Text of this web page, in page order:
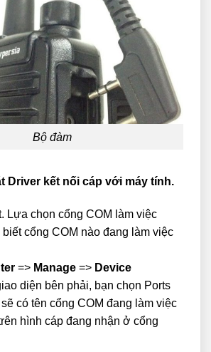
Bộ đàm
Driver kết nối cáp với máy tính.
Lựa chọn cổng COM làm việc
cổng COM nào đang làm việc
=> Manage => Device
diện bên phải, bạn chọn Ports
sẽ có tên cổng COM đang làm việc
hình cáp đang nhận ở cổng